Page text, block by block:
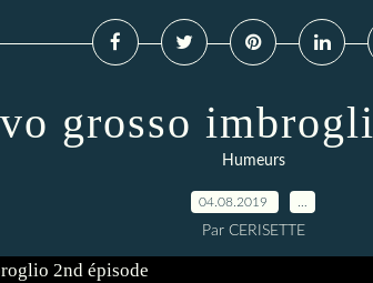
grosso
Humeurs
04.08.2019
Par CERISETTE